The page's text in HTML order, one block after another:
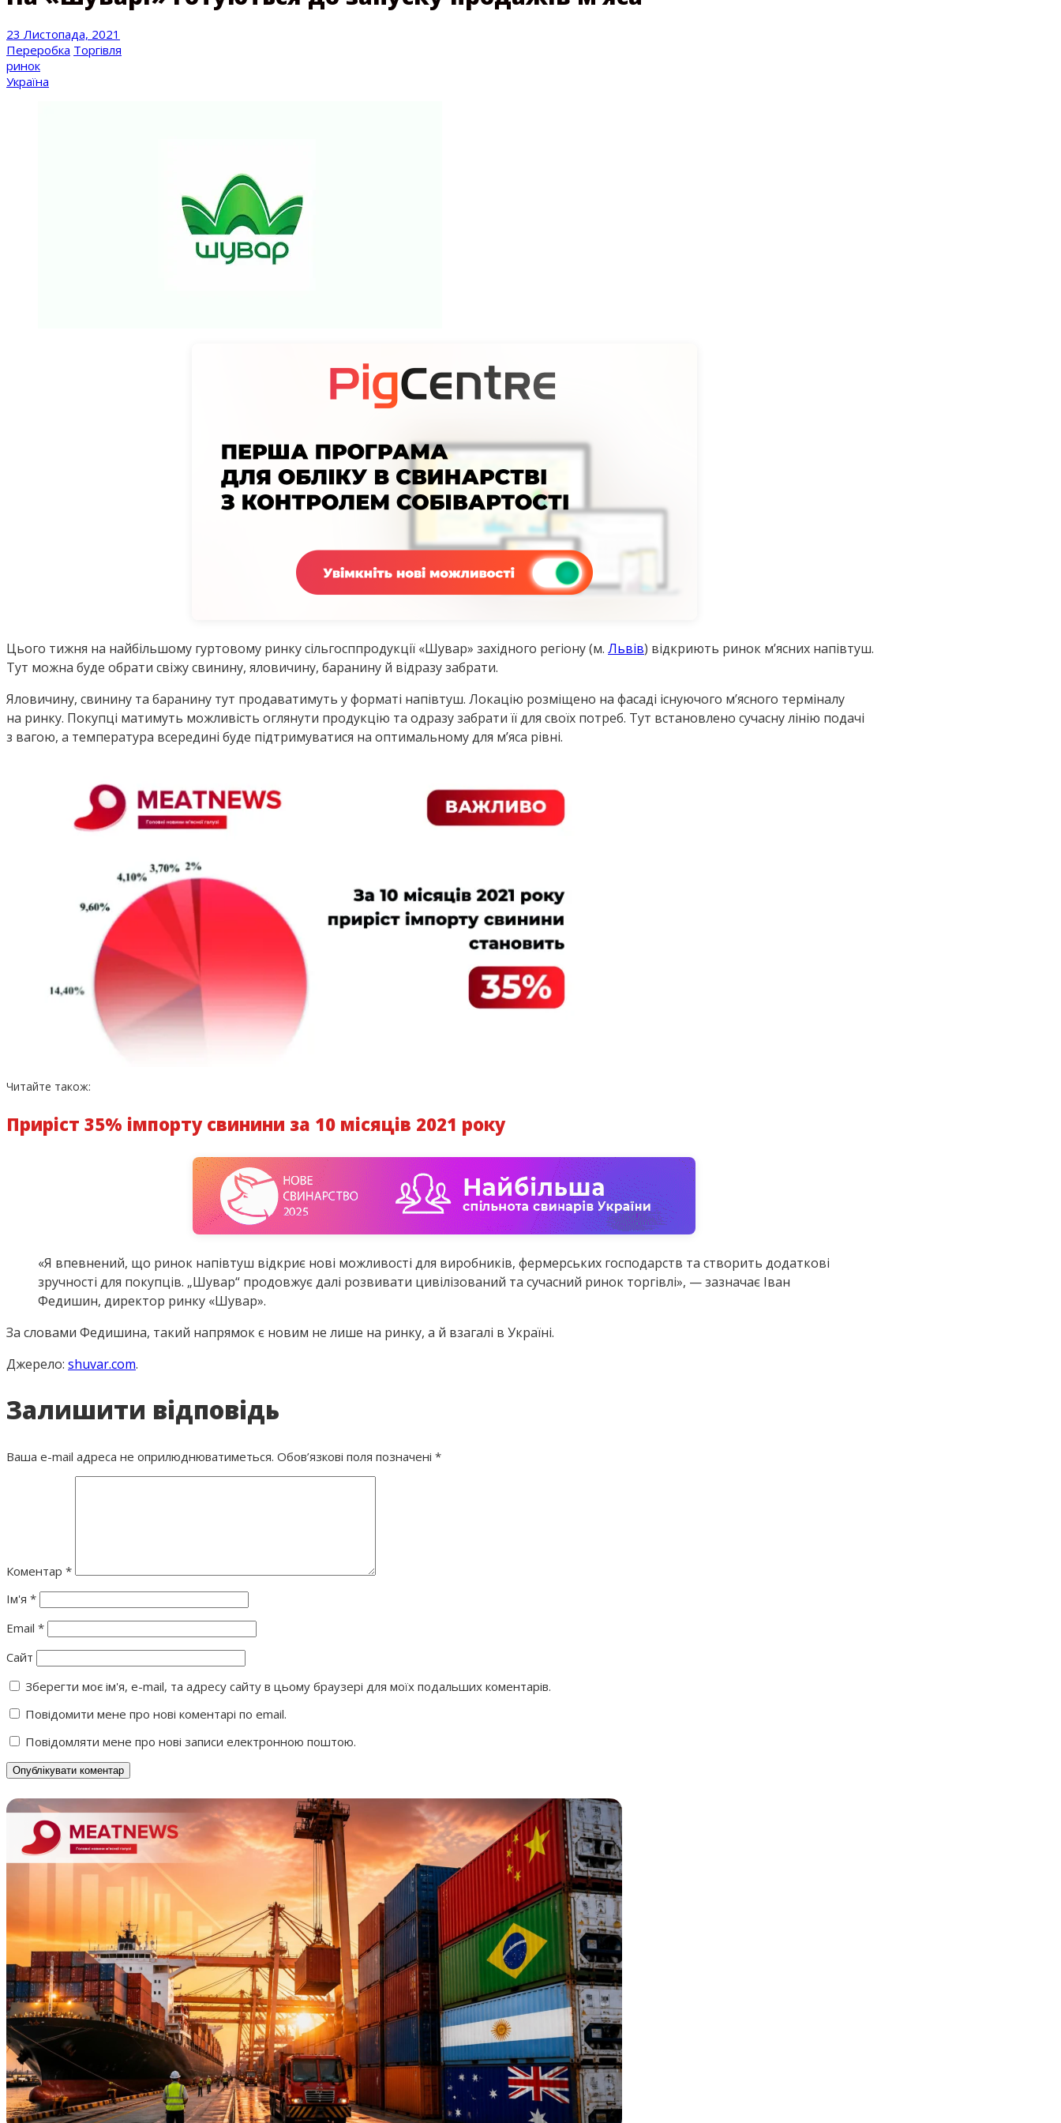
23 Листопада, 2021
Переробка Торгівля
ринок
Україна
Цього тижня на найбільшому гуртовому ринку сільгосппродукції «Шувар» західного регіону (м. Львів) відкриють ринок м’ясних напівтуш.
Тут можна буде обрати свіжу свинину, яловичину, баранину й відразу забрати.
Яловичину, свинину та баранину тут продаватимуть у форматі напівтуш. Локацію розміщено на фасаді існуючого м’ясного терміналу
на ринку. Покупці матимуть можливість оглянути продукцію та одразу забрати її для своїх потреб. Тут встановлено сучасну лінію подачі
з вагою, а температура всередині буде підтримуватися на оптимальному для м’яса рівні.
Читайте також:
Приріст 35% імпорту свинини за 10 місяців 2021 року
«Я впевнений, що ринок напівтуш відкриє нові можливості для виробників, фермерських господарств та створить додаткові
зручності для покупців. „Шувар“ продовжує далі розвивати цивілізований та сучасний ринок торгівлі», — зазначає Іван
Федишин, директор ринку «Шувар».
За словами Федишина, такий напрямок є новим не лише на ринку, а й взагалі в Україні.
Джерело: shuvar.com.
Залишити відповідь
Ваша e-mail адреса не оприлюднюватиметься. Обов’язкові поля позначені *
Коментар *
Ім'я *
Email *
Сайт
Зберегти моє ім'я, e-mail, та адресу сайту в цьому браузері для моїх подальших коментарів.
Повідомити мене про нові коментарі по email.
Повідомляти мене про нові записи електронною поштою.